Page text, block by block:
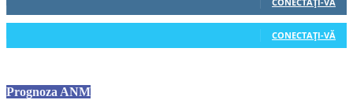
CONECTAȚI-VĂ
Prognoza ANM